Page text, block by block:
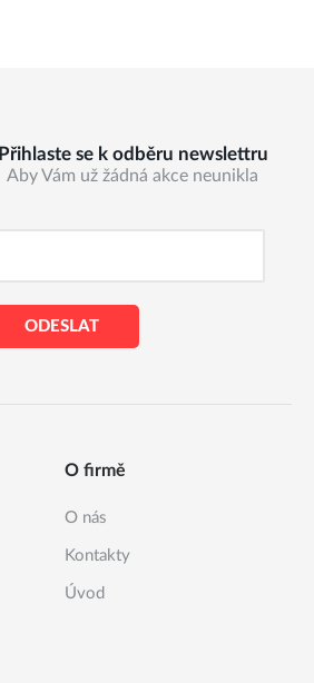
Přihlaste se k odběru newslettru
Aby Vám už žádná akce neunikla
ODESLAT
O firmě
O nás
Kontakty
Úvod